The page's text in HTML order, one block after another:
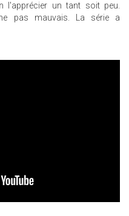
l'apprécier un tant soit peu.
pas mauvais. La série a